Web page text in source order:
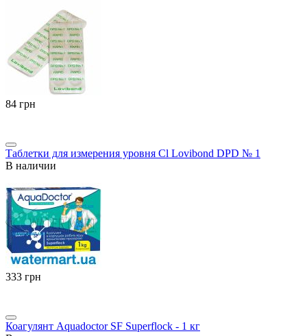
‍84‍ грн
Таблетки для измерения уровня Cl Lovibond DPD № 1
В наличии
‍333‍ грн
Коагулянт Aquadoctor SF Superflock - 1 кг